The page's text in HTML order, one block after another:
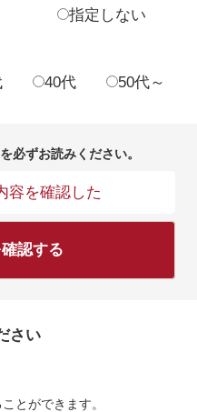
指定しない
40代 50代～
を必ずお読みください。
容を確認した
認する
さい
とができます。